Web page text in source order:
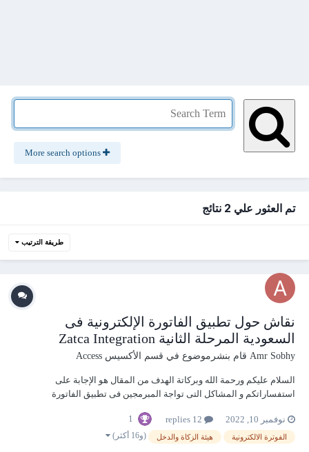
تم العثور علي 2 نتائج
طريقة الترتيب
نقاش حول تطبيق الفاتورة الإلكترونية فى
السعودية المرحلة الثانية Zatca Integration
Amr Sobhy قام بنشرموضوع في قسم الأكسيس Access
السلام عليكم ورحمة الله وبركاتة الهدف من المقال هو الإجابة على
استفساراتكم و المشاكل التى تواجة المبرمجين فى تطبيق الفاتورة
بموضوع الفاتورة الالكترونية فى السعودية (هيئة الزكاة والدخل ) المرحلة
الثانية يتم تطبيق المرحلة...
نوفمبر 10, 2022 1
الفوترة الالكترونية هيئة الزكاة والدخل (و16 أكثر)